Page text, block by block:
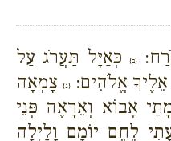
{ב}
כְּאַיָּל תַּעֲרֹג עַל
אֵלֶיךָ אֱלֹהִים:
{ג} צָמְאָה
אָבוֹא וְאֵרָאֶה פְּנֵי
לֶחֶם יוֹמָם וָלָיְלָה